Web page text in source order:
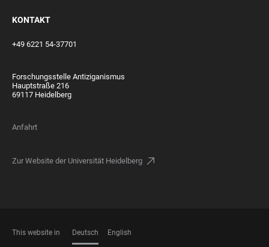
KONTAKT
+49 6221 54-37701
Forschungsstelle Antiziganismus
Hauptstraße 216
69117 Heidelberg
Anfahrt
Zur Website der Universität Heidelberg
This website in Deutsch English